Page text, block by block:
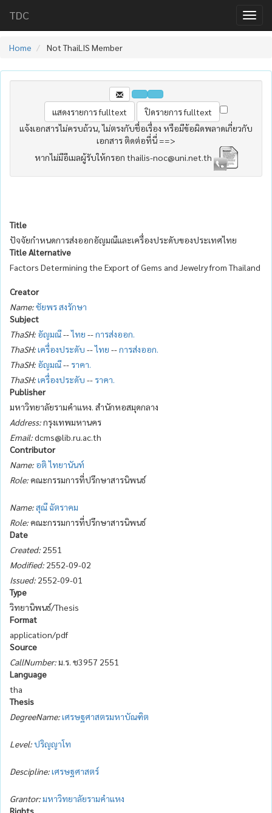
TDC
Home Not ThaiLIS Member
แจ้งเอกสารไม่ครบถ้วน, ไม่ตรงกับชื่อเรื่อง หรือมีข้อผิดพลาดเกี่ยวกับ
เอกสาร ติดต่อที่นี่ ==>
หากไม่มีอีเมลผู้รับให้กรอก thailis-noc@uni.net.th
Title
ปัจจัยกำหนดการส่งออกอัญมณีและเครื่องประดับของประเทศไทย
Title Alternative
Factors Determining the Export of Gems and Jewelry from Thailand
Creator
Name:ชัยพร สงรักษา
Subject
ThaSH: อัญมณี--ไทย --การส่งออก.
ThaSH:เครื่องประดับ --ไทย --การส่งออก.
ThaSH: อัญมณี-- ราคา.
ThaSH:เครื่องประดับ -- ราคา.
Publisher
มหาวิทยาลัยรามคำแหง. สำนักหอสมุดกลาง
Address:กรุงเทพมหานคร
Email:dcms@lib.ru.ac.th
Contributor
Name: อติ ไทยานันท์
Role: คณะกรรมการที่ปรึกษาสารนิพนธ์
Name:สุณี ฉัตราคม
Role: คณะกรรมการที่ปรึกษาสารนิพนธ์
Date
Created: 2551
Modified: 2552-09-02
Issued: 2552-09-01
Type
วิทยานิพนธ์/Thesis
Format
application/pdf
Source
CallNumber:ม.ร. ช3957 2551
Language
tha
Thesis
DegreeName:เศรษฐศาสตรมหาบัณฑิต
Level:ปริญญาโท
Descipline:เศรษฐศาสตร์
Grantor:มหาวิทยาลัยรามคำแหง
Rights